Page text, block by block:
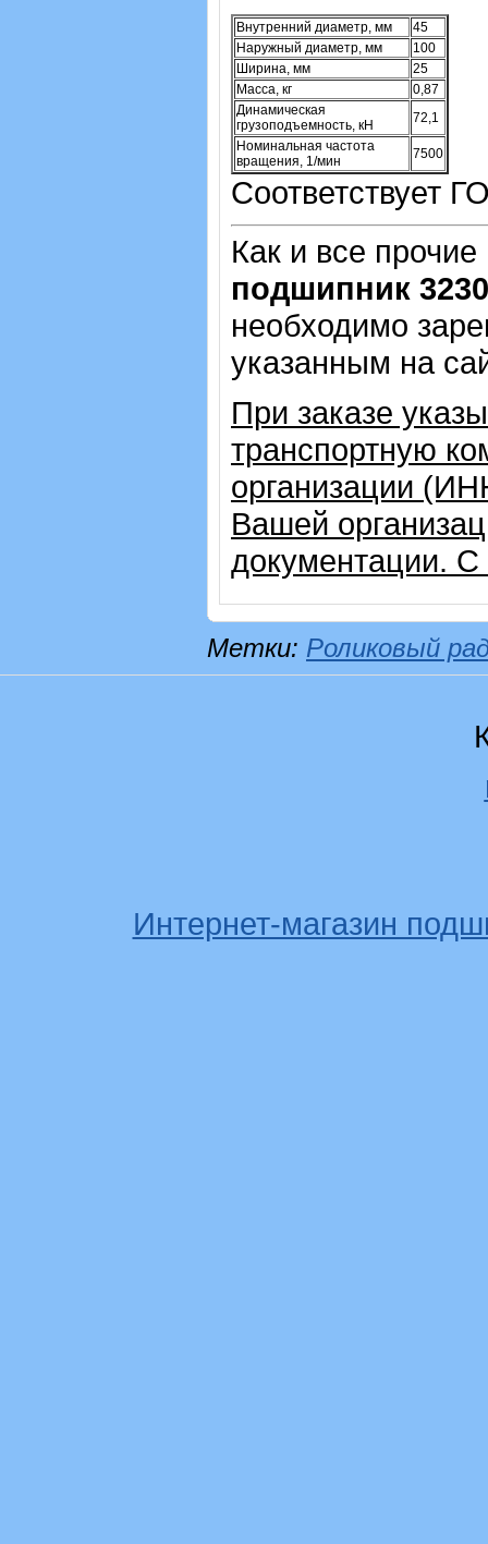
Внутренний диаметр, мм
45
Наружный диаметр, мм
100
Ширина, мм
25
Масса, кг
0,87
Динамическая
грузоподъемность, кН
72,1
Номинальная частота
вращения, 1/мин
7500
Соответствует
Как и все
подшипник
необходимо
указанным на
При заказе
транспортную
организации
Вашей
документации.
Метки: Роликовый
Интернет-магазин